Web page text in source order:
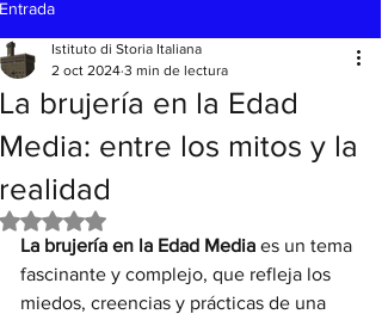
Entrada
La brujería en la Edad
Media: entre los mitos y la
realidad
Istituto di Storia Italiana
2 oct 2024 3 min de lectura
Obtuvo NaN de 5 estrellas.
La brujería en la Edad Media es un tema
fascinante y complejo, que refleja los
miedos, creencias y prácticas de una